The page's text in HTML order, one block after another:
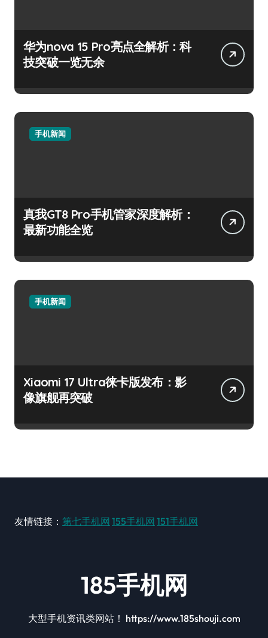
华为nova 15 Pro亮点全解析：科
技突破一览无余
手机新闻
真我GT8 Pro手机管家深度解析：
最新功能全览
手机新闻
Xiaomi 17 Ultra徕卡版发布：影
像旗舰再突破
友情链接： 第七手机网 155手机网 151手机网
185手机网
大型手机资讯类网站！ https://www.185shouji.com